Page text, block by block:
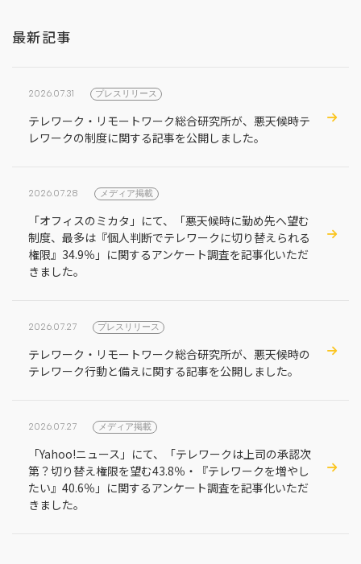
最新記事
2026.07.31 プレスリリース
テレワーク・リモートワーク総合研究所が、悪天候時テ
レワークの制度に関する記事を公開しました。
2026.07.28 メディア掲載
「オフィスのミカタ」にて、「悪天候時に勤め先へ望む
制度、最多は『個人判断でテレワークに切り替えられる
権限』34.9％」に関するアンケート調査を記事化いただ
きました。
2026.07.27 プレスリリース
テレワーク・リモートワーク総合研究所が、悪天候時の
テレワーク行動と備えに関する記事を公開しました。
2026.07.27 メディア掲載
「Yahoo!ニュース」にて、「テレワークは上司の承認次
第？切り替え権限を望む43.8％・『テレワークを増やし
たい』40.6％」に関するアンケート調査を記事化いただ
きました。